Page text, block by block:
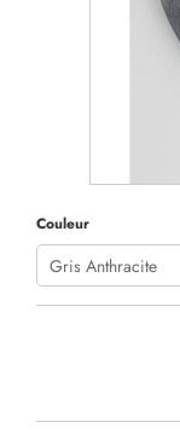
Couleur
Gris Anthracite